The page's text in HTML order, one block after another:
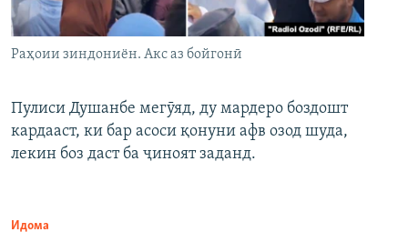
Раҳоии зиндониён. Акс аз бойгонӣ
Пулиси Душанбе мегӯяд, ду мардеро боздошт
кардааст, ки бар асоси қонуни афв озод шуда,
лекин боз даст ба ҷиноят заданд.
Идома